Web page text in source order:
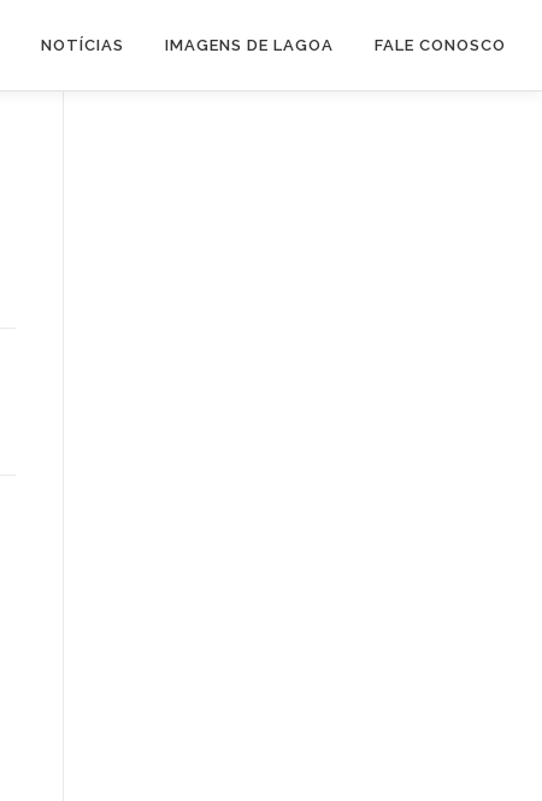
NOTÍCIAS IMAGENS DE LAGOA FALE CONOSCO